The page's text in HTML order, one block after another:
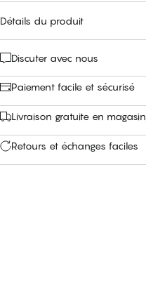
Détails du produit
Discuter avec nous
Paiement facile et sécurisé
Livraison gratuite en magasin
Retours et échanges faciles